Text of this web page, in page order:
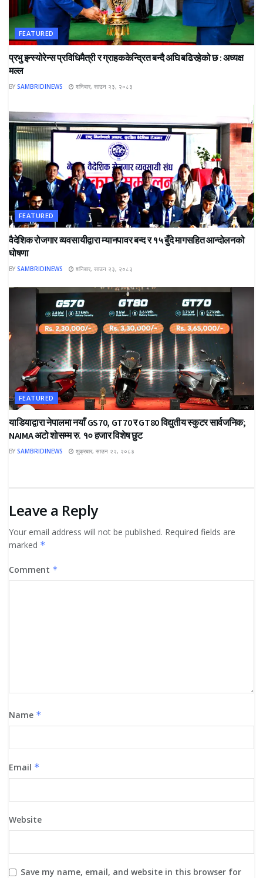
FEATURED
प्रभु इन्स्योरेन्स प्रविधिमैत्री र ग्राहककेन्द्रित बन्दै अघि बढिरहेको छ : अध्यक्ष
मल्ल
BY SAMBRIDINEWS शनिबार, साउन २३, २०८३
FEATURED
वैदेशिक रोजगार व्यवसायीद्वारा म्यानपावर बन्द र १५ बुँदे मागसहित आन्दोलनको
घोषणा
BY SAMBRIDINEWS शनिबार, साउन २३, २०८३
FEATURED
याडियाद्वारा नेपालमा नयाँ GS70, GT70 र GT80 विद्युतीय स्कुटर सार्वजनिक;
NAIMA अटो शोसम्म रु. १० हजार विशेष छुट
BY SAMBRIDINEWS शुक्रबार, साउन २२, २०८३
Leave a Reply
Your email address will not be published. Required fields are
marked *
Comment *
Name *
Email *
Website
Save my name, email, and website in this browser for